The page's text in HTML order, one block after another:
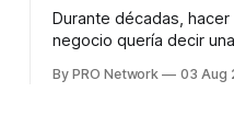
Durante décadas, hacer
negocio quería decir
anuncios, un
By PRO Network 03 Aug